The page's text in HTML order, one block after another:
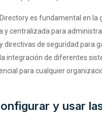
es fundamental en la
y centralizada para
directivas de seguridad para
integración de diferentes
para cualquier
y usar